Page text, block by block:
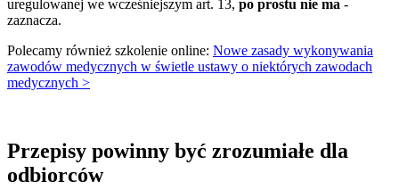
uregulowanej we wcześniejszym art. 13, po prostu nie ma -
zaznacza.
Polecamy również szkolenie online: Nowe zasady wykonywania
zawodów medycznych w świetle ustawy o niektórych zawodach
medycznych >
Przepisy powinny być zrozumiałe dla
odbiorców